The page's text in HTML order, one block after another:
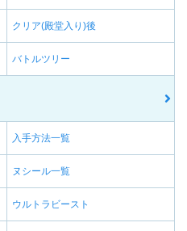
クリア(殿堂入り)後
バトルツリー
入手方法一覧
ヌシール一覧
ウルトラビースト